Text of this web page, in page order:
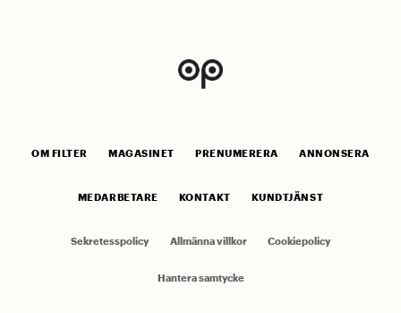
OM FILTER MAGASINET PRENUMERERA ANNONSERA
MEDARBETARE KONTAKT KUNDTJÄNST
Sekretesspolicy Allmänna villkor Cookiepolicy
Hantera samtycke